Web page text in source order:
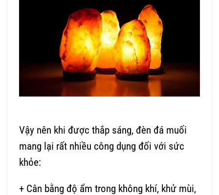
Vậy nên khi được thắp sáng, đèn đá muối
mang lại rất nhiều công dụng đối với sức
khỏe:
+ Cân bằng độ ẩm trong không khí, khử mùi,